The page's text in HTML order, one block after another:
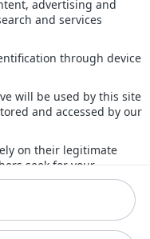
#88
03-2008 19:18:07
Paris
8 344
penalties... Pas
femme dans un bar. On a
des verres. Et puis vers